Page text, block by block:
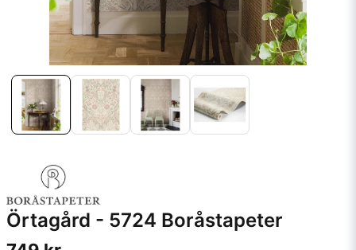
Örtagård - 5724 Boråstapeter